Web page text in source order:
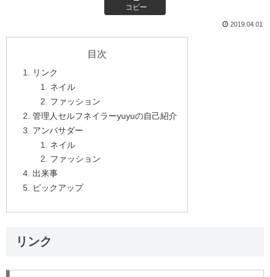
コピー
2019.04.01
目次
リンク
ネイル
ファッション
管理人セルフネイラーyuyuの自己紹介
アンバサダー
ネイル
ファッション
出来事
ピックアップ
リンク